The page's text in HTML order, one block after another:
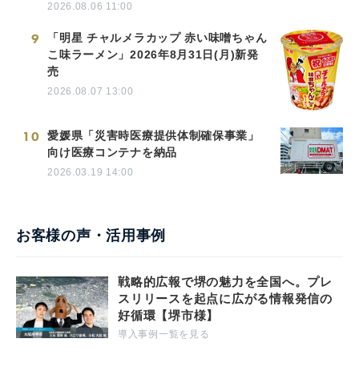
2026.08.06 11:00
9
「明星 チャルメラカップ 赤い味噌ちゃん
こ味ラーメン」2026年8月31日(月)新発
売
2026.08.07 13:00
10
愛媛県「災害時医療提供体制確保事業」
向け医療コンテナを納品
2026.03.19 14:00
お客様の声・活用事例
戦略的広報で堺の魅力を全国へ。プレ
スリリースを起点に広がる情報発信の
好循環【堺市様】
導入事例一覧を見る